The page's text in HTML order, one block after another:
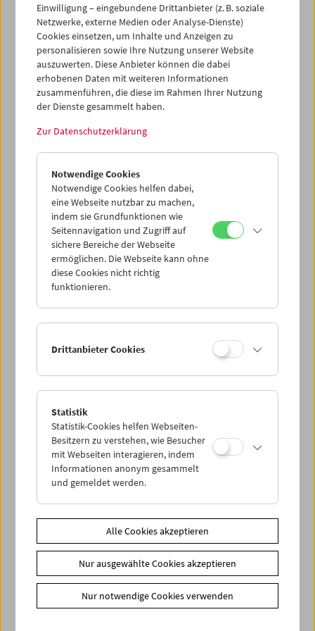
Ticketkorb Kauf
Leer
Ticketkorb Reservierung
> Weitere Karten hinzufügen / Spielplan
Ticketpreise: MitgliederEUR 5,50ohne Mitgliedschaft
EUR 10,50
Ihre Mitgliedschaft und Ihren Zehnerblock nutzen.
Ermäßigte Tickets, nonstop- und weitere Freikarten
können online nur reserviert werden. Die Ausgabe erfolgt
ausschließlich an der Kassa.
Weitere Informationen zu unseren Tickets und
Vorschau Sept / Okt 2026
Regelmäßige Programme
Programmarchiv
Einwilligung – eingebundene Drittanbieter (z. B. soziale
Netzwerke, externe Medien oder Analyse-Dienste)
Cookies einsetzen, um Inhalte und Anzeigen zu
personalisieren sowie Ihre Nutzung unserer Website
auszuwerten. Diese Anbieter können die dabei
erhobenen Daten mit weiteren Informationen
zusammenführen, die diese im Rahmen Ihrer Nutzung
der Dienste gesammelt haben.
Zur Datenschutzerklärung
Notwendige Cookies
Notwendige Cookies helfen dabei,
eine Webseite nutzbar zu machen,
indem sie Grundfunktionen wie
Seitennavigation und Zugriff auf
sichere Bereiche der Webseite
ermöglichen. Die Webseite kann ohne
diese Cookies nicht richtig
funktionieren.
Drittanbieter Cookies
Statistik
Statistik-Cookies helfen Webseiten-
Besitzern zu verstehen, wie Besucher
mit Webseiten interagieren, indem
Informationen anonym gesammelt
und gemeldet werden.
Alle Cookies akzeptieren
Nur ausgewählte Cookies akzeptieren
Nur notwendige Cookies verwenden